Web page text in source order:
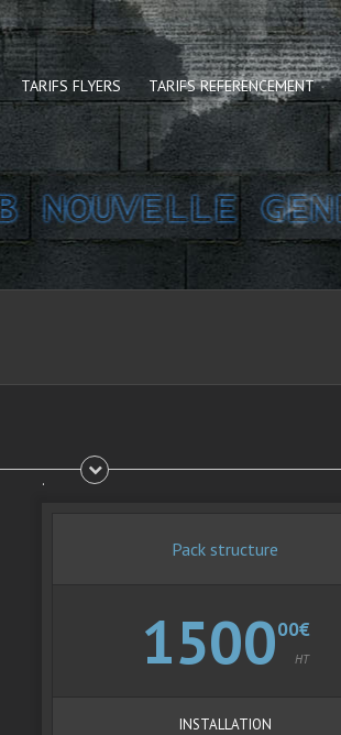
TARIFS FLYERS TARIFS REFERENCEMENT
.
Pack structure
150000€
HT
INSTALLATION